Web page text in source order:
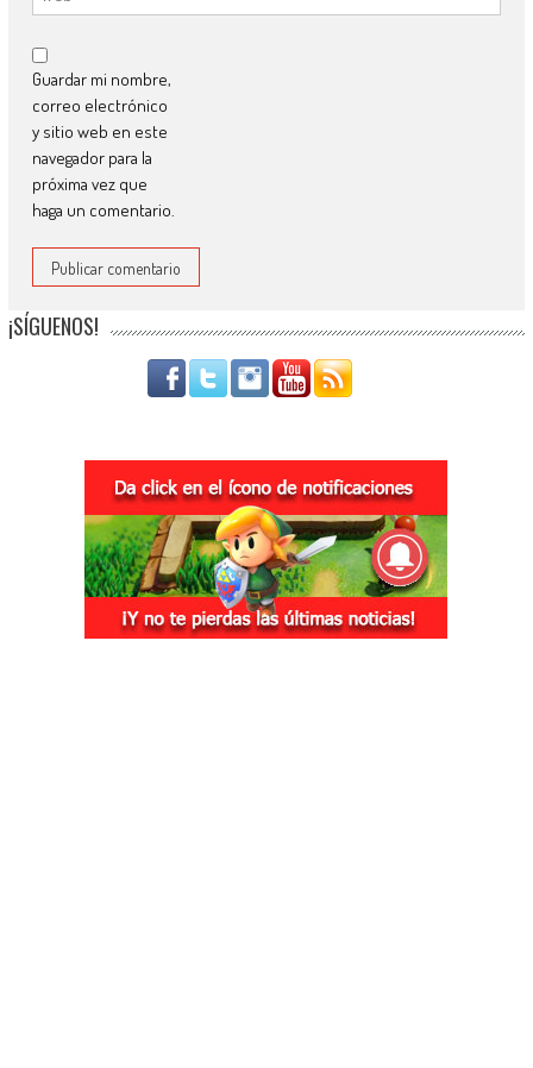
Guardar mi nombre,
correo electrónico
y sitio web en este
navegador para la
próxima vez que
haga un comentario.
¡SÍGUENOS!